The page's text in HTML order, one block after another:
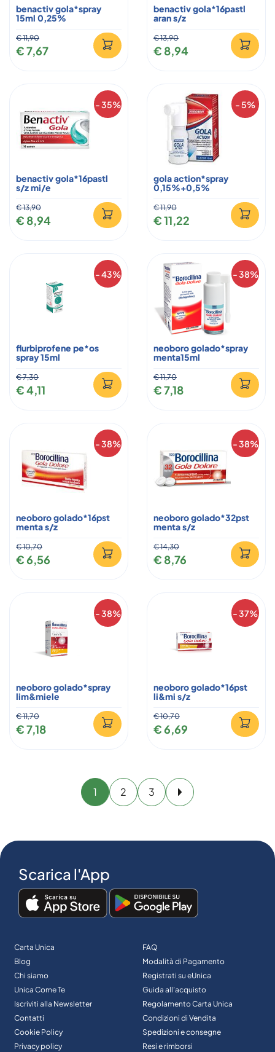
benactiv gola*spray
15ml 0,25%
€ 11,90
€ 7,67
benactiv gola*16pastl
aran s/z
€ 13,90
€ 8,94
- 35%
benactiv gola*16pastl
s/z mi/e
€ 13,90
€ 8,94
- 5%
gola action*spray
0,15%+0,5%
€ 11,90
€ 11,22
- 43%
flurbiprofene pe*os
spray 15ml
€ 7,30
€ 4,11
- 38%
neoboro golado*spray
menta15ml
€ 11,70
€ 7,18
- 38%
neoboro golado*16pst
menta s/z
€ 10,70
€ 6,56
- 38%
neoboro golado*32pst
menta s/z
€ 14,30
€ 8,76
- 38%
neoboro golado*spray
lim&miele
€ 11,70
€ 7,18
- 37%
neoboro golado*16pst
li&mi s/z
€ 10,70
€ 6,69
1 2 3 Avanti
Scarica l'App
Carta Unica
Blog
Chi siamo
Unica Come Te
Iscriviti alla Newsletter
Contatti
Cookie Policy
Privacy policy
FAQ
Modalità di Pagamento
Registrati su eUnica
Guida all’acquisto
Regolamento Carta Unica
Condizioni di Vendita
Spedizioni e consegne
Resi e rimborsi